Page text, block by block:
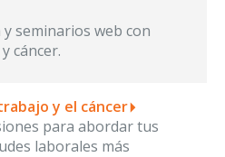
seminarios web con
cáncer.
y el cáncer
para abordar tus
laborales más